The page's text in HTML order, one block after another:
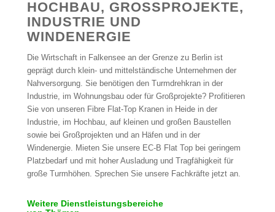
HOCHBAU, GROSSPROJEKTE, I
NDUSTRIE UND W
INDENERGIE
Die Wirtschaft in Falkensee an der Grenze zu Berlin ist
geprägt durch klein- und mittelständische Unternehmen der
Nahversorgung. Sie benötigen den Turmdrehkran in der
Industrie, im Wohnungsbau oder für Großprojekte? Profitieren
Sie von unseren Fibre Flat-Top Kranen in Heide in der
Industrie, im Hochbau, auf kleinen und großen Baustellen
sowie bei Großprojekten und an Häfen und in der
Windenergie. Mieten Sie unsere EC-B Flat Top bei geringem
Platzbedarf und mit hoher Ausladung und Tragfähigkeit für
große Turmhöhen. Sprechen Sie unsere Fachkräfte jetzt an.
Weitere Dienstleistungsbereiche